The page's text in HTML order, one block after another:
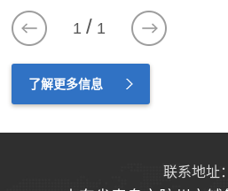
1/ 1
了解更多信息
联系地址：